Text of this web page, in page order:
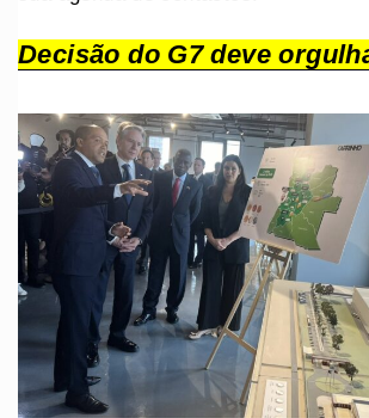
Decisão do G7 deve